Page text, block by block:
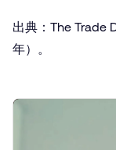
出典：The Trade
年）。